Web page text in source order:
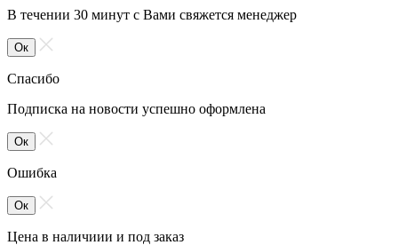
В течении 30 минут с Вами свяжется менеджер
Ок
Спасибо
Подписка на новости успешно оформлена
Ок
Ошибка
Ок
Цена в наличиии и под заказ